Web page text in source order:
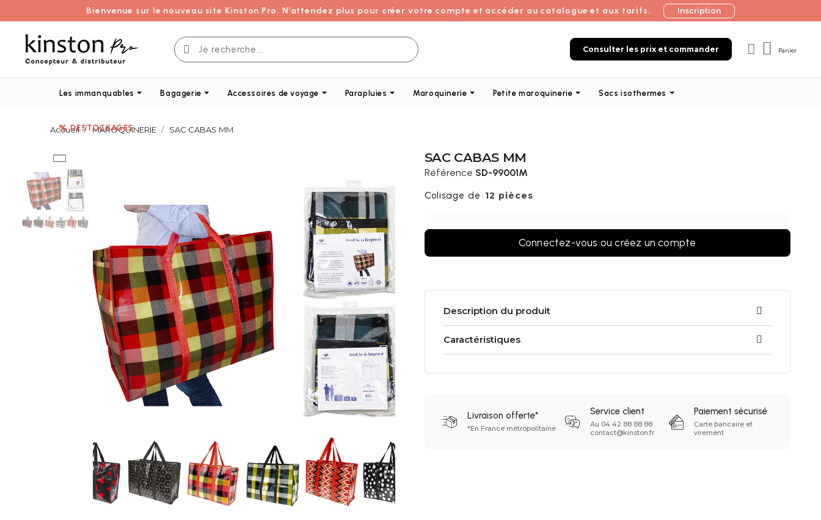
Bienvenue sur le nouveau site Kinston Pro. N’attendez plus pour créer votre compte et accéder au catalogue et aux tarifs. Inscription
Consulter les prix et commander Panier
Les immanquables Bagagerie Accessoires de voyage Parapluies Maroquinerie Petite maroquinerie Sacs isothermes
DESTOCKAGES
Accueil MAROQUINERIE SAC CABAS MM
SAC CABAS MM
Référence SD-99001M
12 pièces
Connectez-vous ou créez un compte
Description du produit
Caractéristiques
Livraison offerte*
*En France métropolitaine
Service client
Au 04 42 88 88 88
contact@kinston.fr
Paiement sécurisé
Carte bancaire et
virement